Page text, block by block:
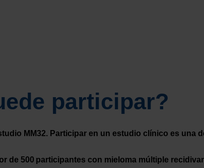
participar?
MM32. Participar en un estudio clínico es una
de 500 participantes con mieloma múltiple